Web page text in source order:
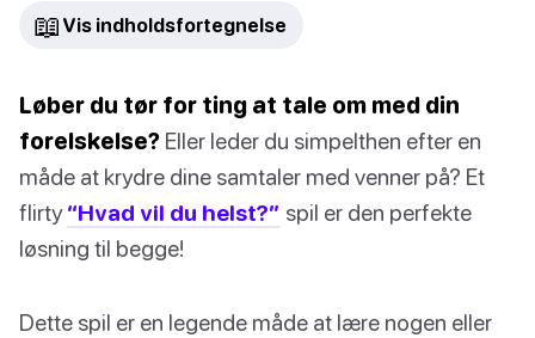
📖 Vis indholdsfortegnelse
Løber du tør for ting at tale om med din
forelskelse? Eller leder du simpelthen efter en
måde at krydre dine samtaler med venner på? Et
flirty “Hvad vil du helst?” spil er den perfekte
løsning til begge!
Dette spil er en legende måde at lære nogen eller